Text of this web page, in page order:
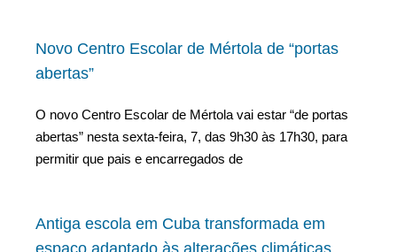
Novo Centro Escolar de Mértola de “portas
abertas”
O novo Centro Escolar de Mértola vai estar “de portas
abertas” nesta sexta-feira, 7, das 9h30 às 17h30, para
permitir que pais e encarregados de
Antiga escola em Cuba transformada em
espaço adaptado às alterações climáticas